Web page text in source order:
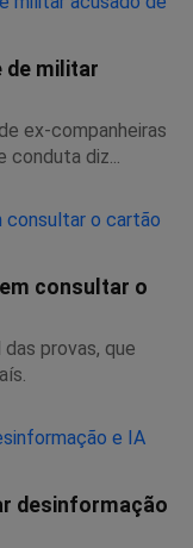
de militar
ex-companheiras
diz...
consultar o
provas, que
desinformação